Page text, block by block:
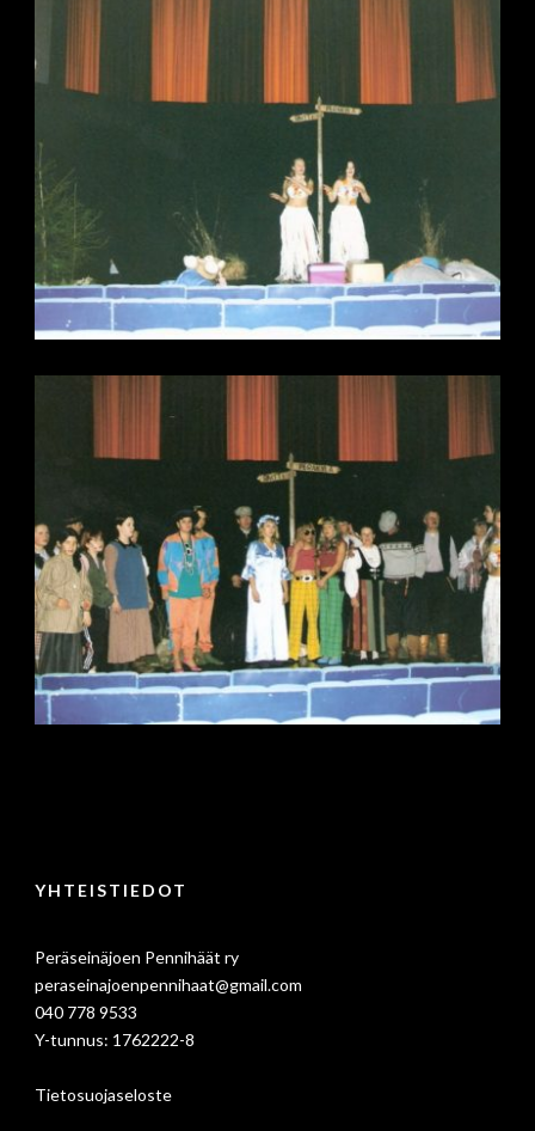
YHTEISTIEDOT
Peräseinäjoen Pennihäät ry
peraseinajoenpennihaat@gmail.com
040 778 9533
Y-tunnus: 1762222-8
Tietosuojaseloste